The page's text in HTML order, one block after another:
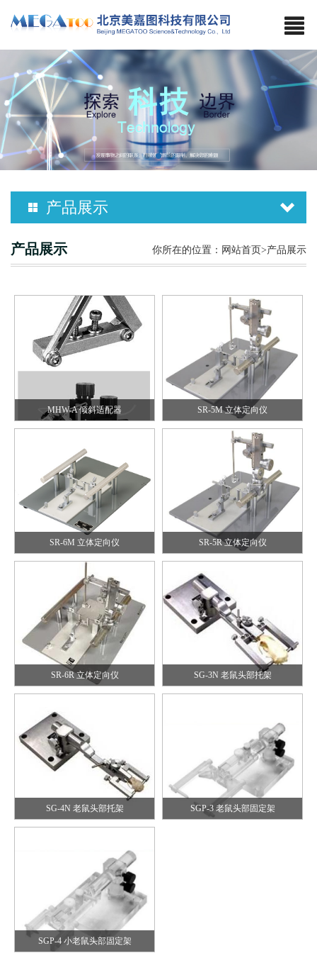
产品展示
产品展示 你所在的位置： 网站首页>产品展示
MHW-A 倾斜适配器
MHW-A 倾斜适配器
SR-5M 立体定向仪
SR-6M 立体定向仪
SR-6M 立体定向仪
SR-5R 立体定向仪
SR-5R 立体定向仪
SR-6R 立体定向仪
SR-6R 立体定向仪
SG-3N 老鼠头部托架
SG-3N 老鼠头部托架
SG-4N 老鼠头部托架
SG-4N 老鼠头部托架
SGP-3 老鼠头部固定架
SGP-3 老鼠头部固定架
SGP-4 小老鼠头部固定架
SGP-4 小老鼠头部固定架